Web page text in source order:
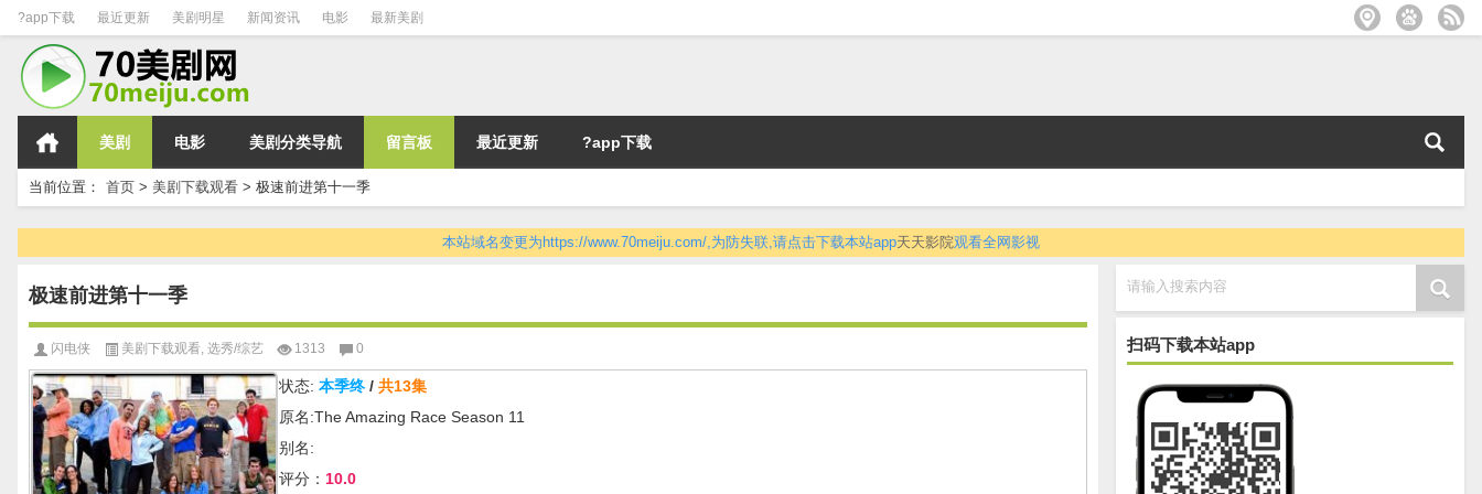
?app下载 最近更新 美剧明星 新闻资讯 电影 最新美剧
美剧 电影 美剧分类导航 留言板 最近更新 ?app下载
当前位置： 首页 > 美剧下载观看 > 极速前进第十一季
本站域名变更为https://www.70meiju.com/,为防失联,请点击下载本站app天天影院观看全网影视
请输入搜索内容
扫码下载本站app
极速前进第十一季
闪电侠 美剧下载观看 选秀/综艺 1313 0
状态: 本季终/ 共13集
原名:The Amazing Race Season 11
别名:
评分： 10.0